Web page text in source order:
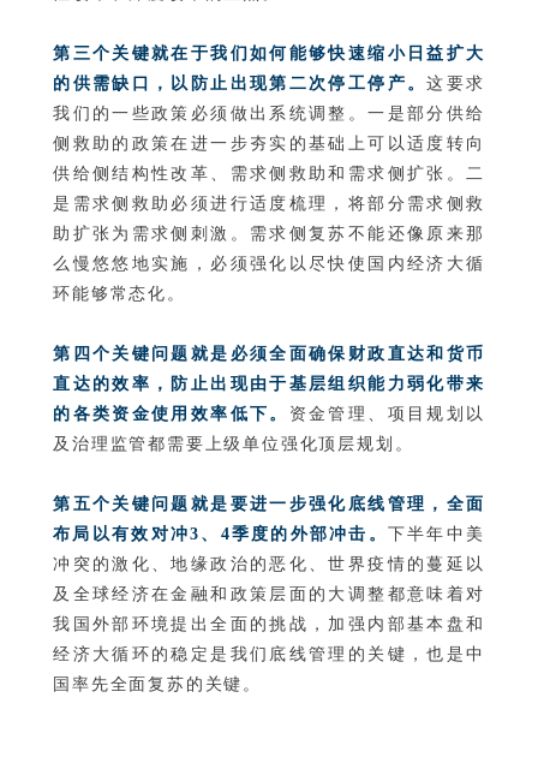
第三个关键就在于我们如何能够快速缩小日益扩大
的供需缺口，以防止出现第二次停工停产。这要求
我们的一些政策必须做出系统调整。一是部分供给
侧救助的政策在进一步夯实的基础上可以适度转向
供给侧结构性改革、需求侧救助和需求侧扩张。二
是需求侧救助必须进行适度梳理，将部分需求侧救
助扩张为需求侧刺激。需求侧复苏不能还像原来那
么慢悠悠地实施，必须强化以尽快使国内经济大循
环能够常态化。
第四个关键问题就是必须全面确保财政直达和货币
直达的效率，防止出现由于基层组织能力弱化带来
的各类资金使用效率低下。 资金管理、项目规划以
及治理监管都需要上级单位强化顶层规划。
第五个关键问题就是要进一步强化底线管理，全面
布局以有效对冲3、4季度 的外部冲击。 下半年中美
冲突的激化、地缘政治的恶化、世界疫情的蔓延以
及全球经济在金融和政策层面的大调整都意味着对
我国外部环境提出全面的挑战，加强内部基本盘和
经济大循环的稳定是我们底线管理的关键，也是中
国率先全面复苏的关键。